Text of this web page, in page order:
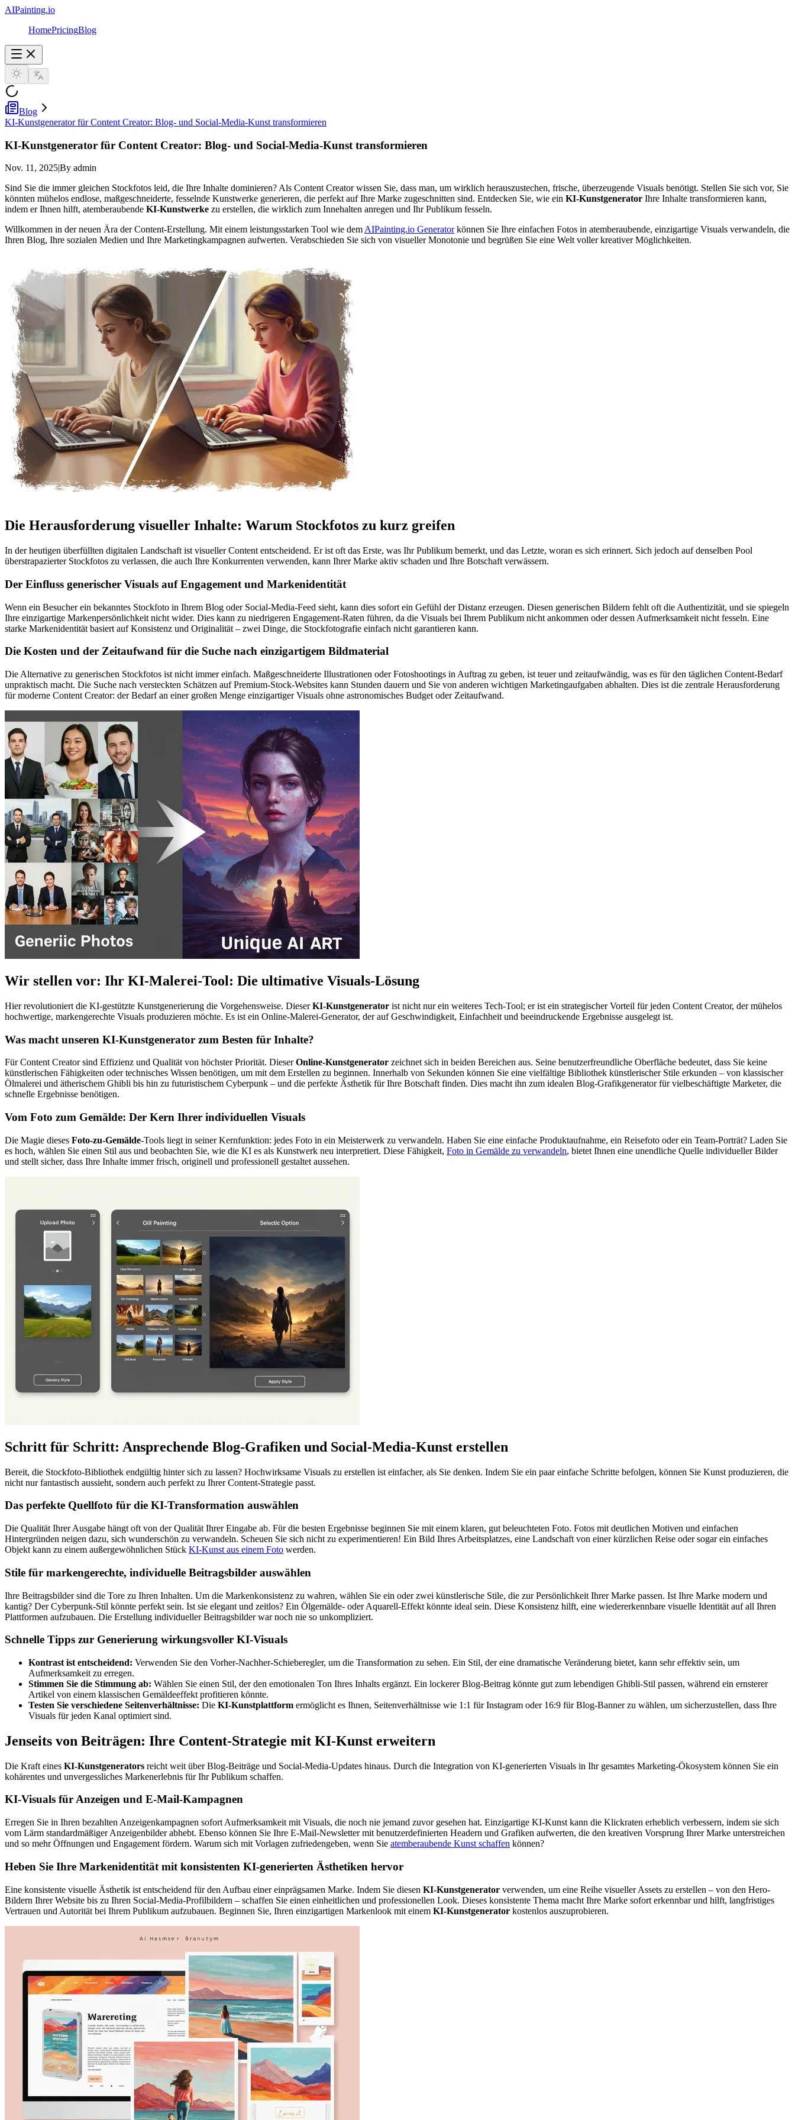
AIPainting.io
HomePricingBlog
Blog
KI-Kunstgenerator für Content Creator: Blog- und Social-Media-Kunst transformieren
KI-Kunstgenerator für Content Creator: Blog- und Social-Media-Kunst transformieren
Nov. 11, 2025|By admin
Sind Sie die immer gleichen Stockfotos leid, die Ihre Inhalte dominieren? Als Content Creator wissen Sie, dass man, um wirklich herauszustechen, frische, überzeugende Visuals benötigt. Stellen Sie sich vor, Sie
könnten mühelos endlose, maßgeschneiderte, fesselnde Kunstwerke generieren, die perfekt auf Ihre Marke zugeschnitten sind. Entdecken Sie, wie ein KI-Kunstgenerator Ihre Inhalte transformieren kann,
indem er Ihnen hilft, atemberaubende KI-Kunstwerke zu erstellen, die wirklich zum Innehalten anregen und Ihr Publikum fesseln.
Willkommen in der neuen Ära der Content-Erstellung. Mit einem leistungsstarken Tool wie demAIPainting.io Generatorkönnen Sie Ihre einfachen Fotos in atemberaubende, einzigartige Visuals verwandeln, die
Ihren Blog, Ihre sozialen Medien und Ihre Marketingkampagnen aufwerten. Verabschieden Sie sich von visueller Monotonie und begrüßen Sie eine Welt voller kreativer Möglichkeiten.
Die Herausforderung visueller Inhalte: Warum Stockfotos zu kurz greifen
In der heutigen überfüllten digitalen Landschaft ist visueller Content entscheidend. Er ist oft das Erste, was Ihr Publikum bemerkt, und das Letzte, woran es sich erinnert. Sich jedoch auf denselben Pool
überstrapazierter Stockfotos zu verlassen, die auch Ihre Konkurrenten verwenden, kann Ihrer Marke aktiv schaden und Ihre Botschaft verwässern.
Der Einfluss generischer Visuals auf Engagement und Markenidentität
Wenn ein Besucher ein bekanntes Stockfoto in Ihrem Blog oder Social-Media-Feed sieht, kann dies sofort ein Gefühl der Distanz erzeugen. Diesen generischen Bildern fehlt oft die Authentizität, und sie spiegeln
Ihre einzigartige Markenpersönlichkeit nicht wider. Dies kann zu niedrigeren Engagement-Raten führen, da die Visuals bei Ihrem Publikum nicht ankommen oder dessen Aufmerksamkeit nicht fesseln. Eine
starke Markenidentität basiert auf Konsistenz und Originalität – zwei Dinge, die Stockfotografie einfach nicht garantieren kann.
Die Kosten und der Zeitaufwand für die Suche nach einzigartigem Bildmaterial
Die Alternative zu generischen Stockfotos ist nicht immer einfach. Maßgeschneiderte Illustrationen oder Fotoshootings in Auftrag zu geben, ist teuer und zeitaufwändig, was es für den täglichen Content-Bedarf
unpraktisch macht. Die Suche nach versteckten Schätzen auf Premium-Stock-Websites kann Stunden dauern und Sie von anderen wichtigen Marketingaufgaben abhalten. Dies ist die zentrale Herausforderung
für moderne Content Creator: der Bedarf an einer großen Menge einzigartiger Visuals ohne astronomisches Budget oder Zeitaufwand.
Wir stellen vor: Ihr KI-Malerei-Tool: Die ultimative Visuals-Lösung
Hier revolutioniert die KI-gestützte Kunstgenerierung die Vorgehensweise. DieserKI-Kunstgenerator ist nicht nur ein weiteres Tech-Tool; er ist ein strategischer Vorteil für jeden Content Creator, der mühelos
hochwertige, markengerechte Visuals produzieren möchte. Es ist ein Online-Malerei-Generator, der auf Geschwindigkeit, Einfachheit und beeindruckende Ergebnisse ausgelegt ist.
Was macht unseren KI-Kunstgenerator zum Besten für Inhalte?
Für Content Creator sind Effizienz und Qualität von höchster Priorität. DieserOnline-Kunstgenerator zeichnet sich in beiden Bereichen aus. Seine benutzerfreundliche Oberfläche bedeutet, dass Sie keine
künstlerischen Fähigkeiten oder technisches Wissen benötigen, um mit dem Erstellen zu beginnen. Innerhalb von Sekunden können Sie eine vielfältige Bibliothek künstlerischer Stile erkunden – von klassischer
Ölmalerei und ätherischem Ghibli bis hin zu futuristischem Cyberpunk – und die perfekte Ästhetik für Ihre Botschaft finden. Dies macht ihn zum idealen Blog-Grafikgenerator für vielbeschäftigte Marketer, die
schnelle Ergebnisse benötigen.
Vom Foto zum Gemälde: Der Kern Ihrer individuellen Visuals
Die Magie dieses Foto-zu-Gemälde-Tools liegt in seiner Kernfunktion: jedes Foto in ein Meisterwerk zu verwandeln. Haben Sie eine einfache Produktaufnahme, ein Reisefoto oder ein Team-Porträt? Laden Sie
es hoch, wählen Sie einen Stil aus und beobachten Sie, wie die KI es als Kunstwerk neu interpretiert. Diese Fähigkeit, Foto in Gemälde zu verwandeln, bietet Ihnen eine unendliche Quelle individueller Bilder
und stellt sicher, dass Ihre Inhalte immer frisch, originell und professionell gestaltet aussehen.
Schritt für Schritt: Ansprechende Blog-Grafiken und Social-Media-Kunst erstellen
Bereit, die Stockfoto-Bibliothek endgültig hinter sich zu lassen? Hochwirksame Visuals zu erstellen ist einfacher, als Sie denken. Indem Sie ein paar einfache Schritte befolgen, können Sie Kunst produzieren, die
nicht nur fantastisch aussieht, sondern auch perfekt zu Ihrer Content-Strategie passt.
Das perfekte Quellfoto für die KI-Transformation auswählen
Die Qualität Ihrer Ausgabe hängt oft von der Qualität Ihrer Eingabe ab. Für die besten Ergebnisse beginnen Sie mit einem klaren, gut beleuchteten Foto. Fotos mit deutlichen Motiven und einfachen
Hintergründen neigen dazu, sich wunderschön zu verwandeln. Scheuen Sie sich nicht zu experimentieren! Ein Bild Ihres Arbeitsplatzes, eine Landschaft von einer kürzlichen Reise oder sogar ein einfaches
Objekt kann zu einem außergewöhnlichen Stück KI-Kunst aus einem Foto werden.
Stile für markengerechte, individuelle Beitragsbilder auswählen
Ihre Beitragsbilder sind die Tore zu Ihren Inhalten. Um die Markenkonsistenz zu wahren, wählen Sie ein oder zwei künstlerische Stile, die zur Persönlichkeit Ihrer Marke passen. Ist Ihre Marke modern und
kantig? Der Cyberpunk-Stil könnte perfekt sein. Ist sie elegant und zeitlos? Ein Ölgemälde- oder Aquarell-Effekt könnte ideal sein. Diese Konsistenz hilft, eine wiedererkennbare visuelle Identität auf all Ihren
Plattformen aufzubauen. Die Erstellung individueller Beitragsbilder war noch nie so unkompliziert.
Schnelle Tipps zur Generierung wirkungsvoller KI-Visuals
Kontrast ist entscheidend: Verwenden Sie den Vorher-Nachher-Schieberegler, um die Transformation zu sehen. Ein Stil, der eine dramatische Veränderung bietet, kann sehr effektiv sein, um
Aufmerksamkeit zu erregen.
Stimmen Sie die Stimmung ab: Wählen Sie einen Stil, der den emotionalen Ton Ihres Inhalts ergänzt. Ein lockerer Blog-Beitrag könnte gut zum lebendigen Ghibli-Stil passen, während ein ernsterer
Artikel von einem klassischen Gemäldeeffekt profitieren könnte.
Testen Sie verschiedene Seitenverhältnisse: Die KI-Kunstplattform ermöglicht es Ihnen, Seitenverhältnisse wie 1:1 für Instagram oder 16:9 für Blog-Banner zu wählen, um sicherzustellen, dass Ihre
Visuals für jeden Kanal optimiert sind.
Jenseits von Beiträgen: Ihre Content-Strategie mit KI-Kunst erweitern
Die Kraft eines KI-Kunstgenerators reicht weit über Blog-Beiträge und Social-Media-Updates hinaus. Durch die Integration von KI-generierten Visuals in Ihr gesamtes Marketing-Ökosystem können Sie ein
kohärentes und unvergessliches Markenerlebnis für Ihr Publikum schaffen.
KI-Visuals für Anzeigen und E-Mail-Kampagnen
Erregen Sie in Ihren bezahlten Anzeigenkampagnen sofort Aufmerksamkeit mit Visuals, die noch nie jemand zuvor gesehen hat. Einzigartige KI-Kunst kann die Klickraten erheblich verbessern, indem sie sich
vom Lärm standardmäßiger Anzeigenbilder abhebt. Ebenso können Sie Ihre E-Mail-Newsletter mit benutzerdefinierten Headern und Grafiken aufwerten, die den kreativen Vorsprung Ihrer Marke unterstreichen
und so mehr Öffnungen und Engagement fördern. Warum sich mit Vorlagen zufriedengeben, wenn Sie atemberaubende Kunst schaffen können?
Heben Sie Ihre Markenidentität mit konsistenten KI-generierten Ästhetiken hervor
Eine konsistente visuelle Ästhetik ist entscheidend für den Aufbau einer einprägsamen Marke. Indem Sie diesen KI-Kunstgenerator verwenden, um eine Reihe visueller Assets zu erstellen – von den Hero-
Bildern Ihrer Website bis zu Ihren Social-Media-Profilbildern – schaffen Sie einen einheitlichen und professionellen Look. Dieses konsistente Thema macht Ihre Marke sofort erkennbar und hilft, langfristiges
Vertrauen und Autorität bei Ihrem Publikum aufzubauen. Beginnen Sie, Ihren einzigartigen Markenlook mit einem KI-Kunstgenerator kostenlos auszuprobieren.